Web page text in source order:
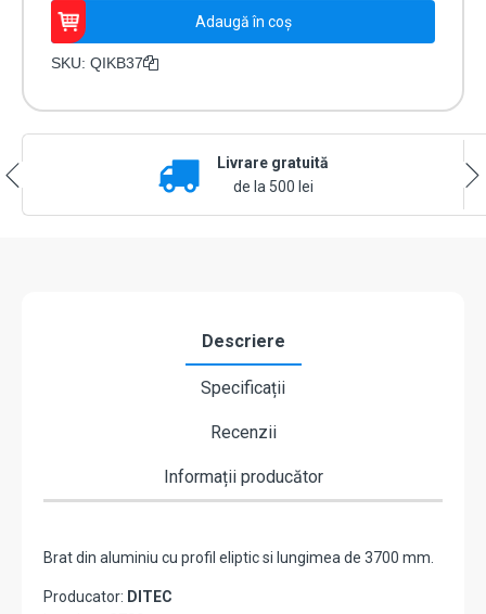
Cantitate
Brat
bariera
Adaugă în coș
SKU: QIKB37
Livrare gratuită
de la 500 lei
Descriere
Specificații
Recenzii
Informații producător
Brat din aluminiu cu profil eliptic si lungimea de 3700 mm.
Producator: DITEC